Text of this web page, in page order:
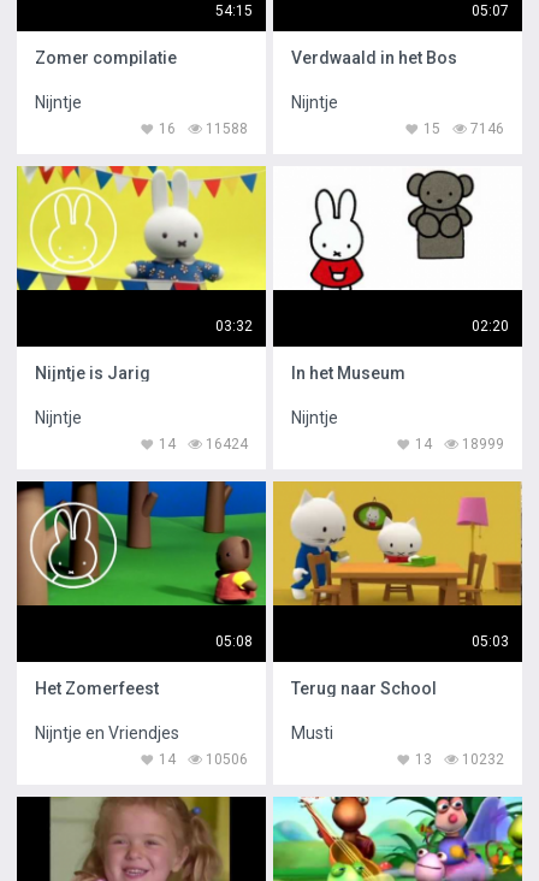
54:15
Zomer compilatie
Nijntje
11588
16
05:07
Verdwaald in het Bos
Nijntje
7146
15
03:32
Nijntje is Jarig
Nijntje
16424
14
02:20
In het Museum
Nijntje
18999
14
05:08
Het Zomerfeest
Nijntje en Vriendjes
10506
14
05:03
Terug naar School
Musti
10232
13